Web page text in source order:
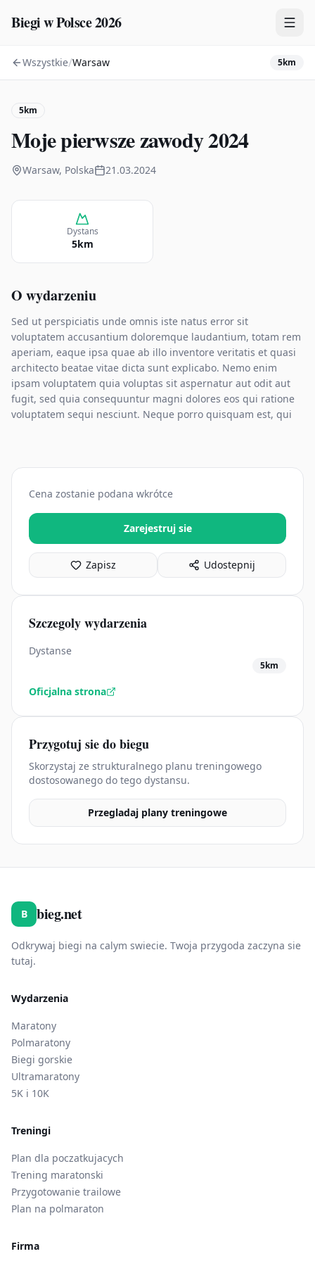
Biegi w Polsce 2026
Zawody
Kalendarz
Wszystkie/Warsaw 5km
5km
Moje pierwsze zawody 2024
Warsaw, Polska 21.03.2024
Dystans
5km
O wydarzeniu
Sed ut perspiciatis unde omnis iste natus error sit
voluptatem accusantium doloremque laudantium, totam rem
aperiam, eaque ipsa quae ab illo inventore veritatis et quasi
architecto beatae vitae dicta sunt explicabo. Nemo enim
ipsam voluptatem quia voluptas sit aspernatur aut odit aut
fugit, sed quia consequuntur magni dolores eos qui ratione
voluptatem sequi nesciunt. Neque porro quisquam est, qui
Cena zostanie podana wkrótce
Zarejestruj sie
Zapisz Udostepnij
Szczegoly wydarzenia
Dystanse
5km
Oficjalna strona
Przygotuj sie do biegu
Skorzystaj ze strukturalnego planu treningowego
dostosowanego do tego dystansu.
Przegladaj plany treningowe
B bieg.net
Odkrywaj biegi na calym swiecie. Twoja przygoda zaczyna sie
tutaj.
Wydarzenia
Maratony
Polmaratony
Biegi gorskie
Ultramaratony
5K i 10K
Treningi
Plan dla poczatkujacych
Trening maratonski
Przygotowanie trailowe
Plan na polmaraton
Firma